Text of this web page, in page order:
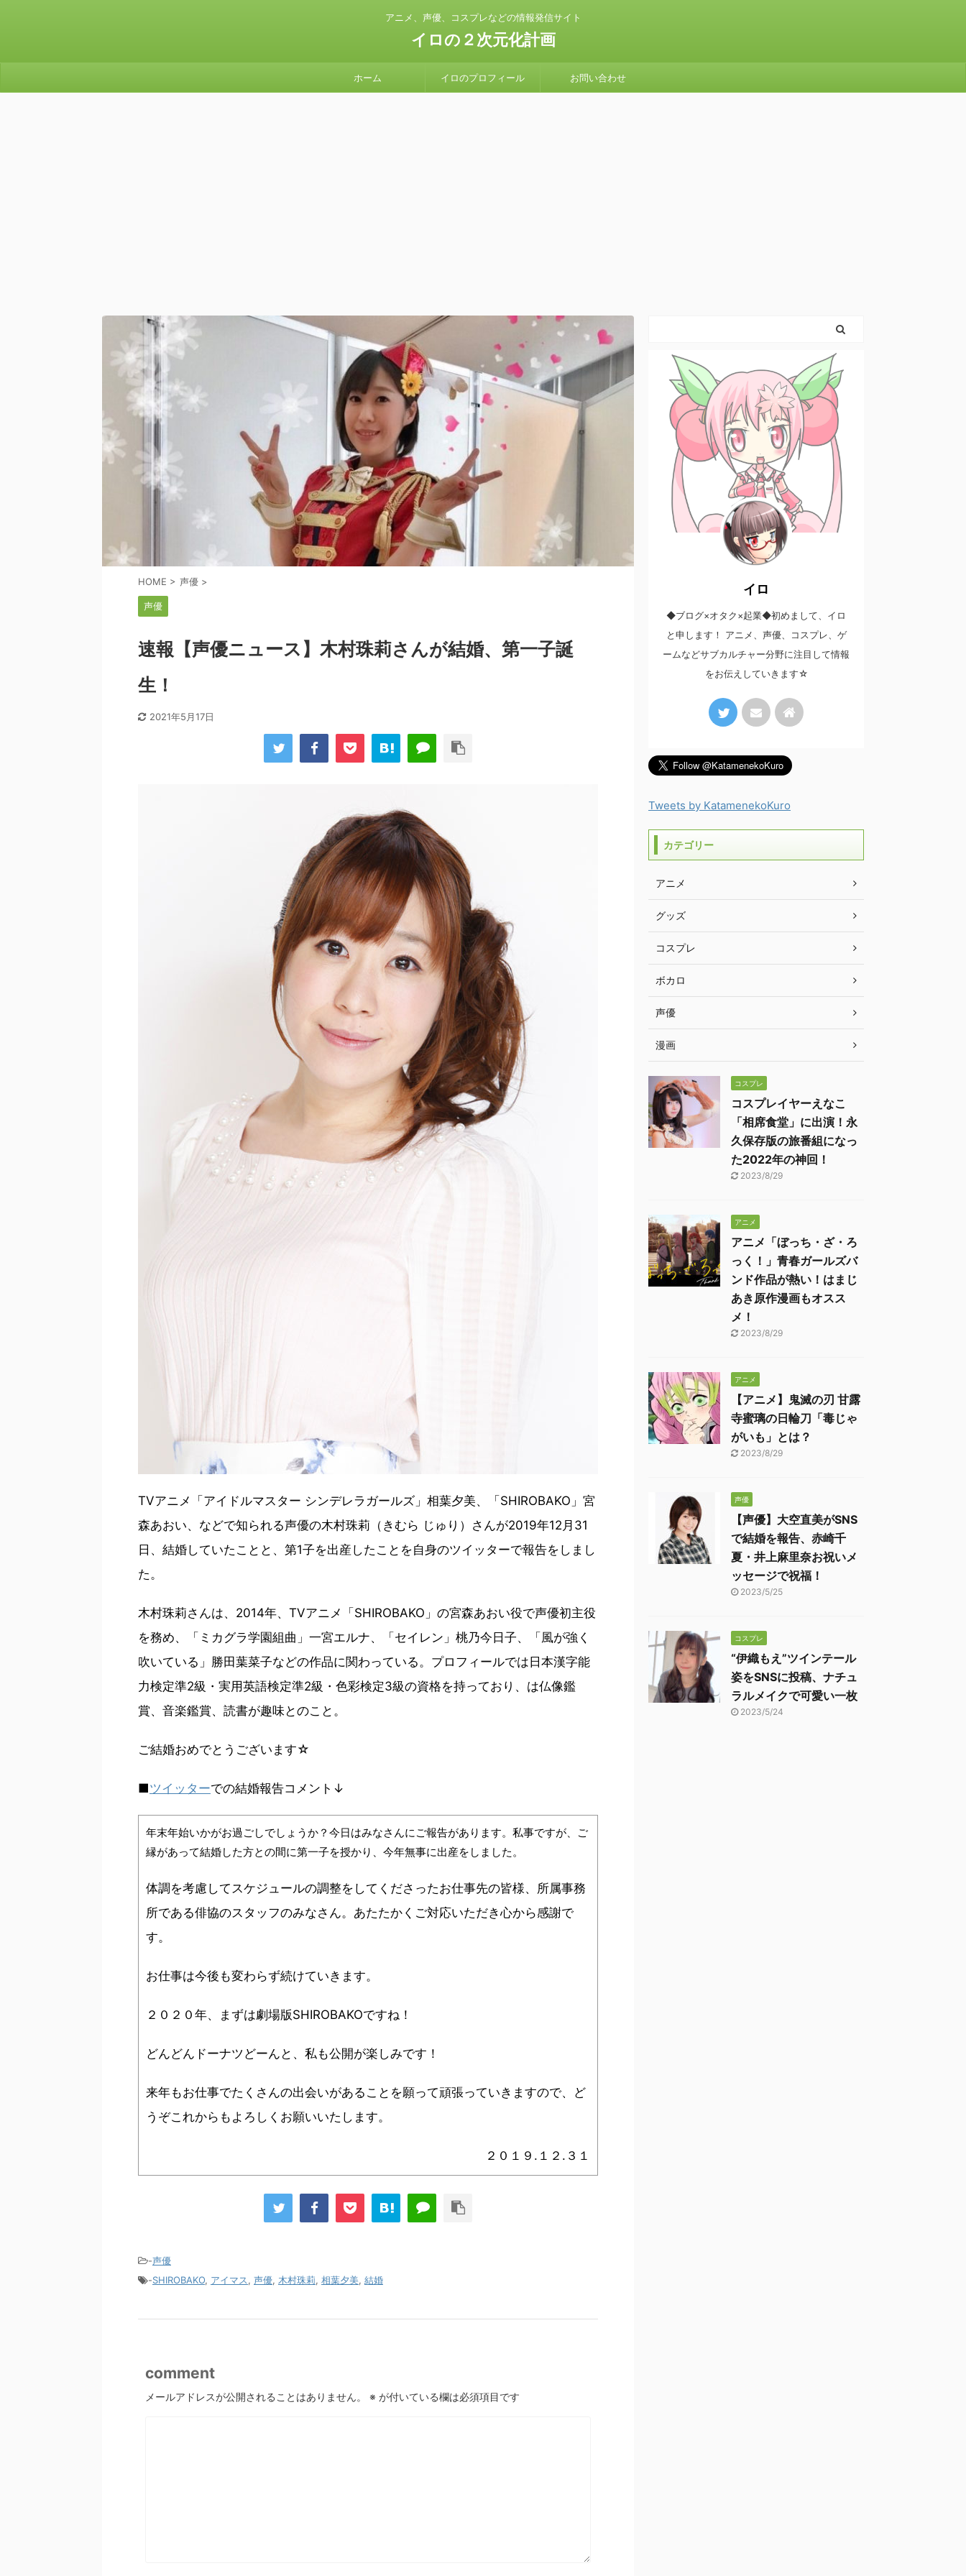
アニメ、声優、コスプレなどの情報発信サイト
イロの２次元化計画
ホーム イロのプロフィール お問い合わせ
HOME > 声優 >
声優
速報【声優ニュース】木村珠莉さんが結婚、第一子誕
生！
2021年5月17日
TVアニメ「アイドルマスター シンデレラガールズ」相葉夕美、「SHIROBAKO」宮
森あおい、などで知られる声優の木村珠莉（きむら じゅり）さんが2019年12月31
日、結婚していたことと、第1子を出産したことを自身のツイッターで報告をしまし
た。
木村珠莉さんは、2014年、TVアニメ「SHIROBAKO」の宮森あおい役で声優初主役
を務め、「ミカグラ学園組曲」一宮エルナ、「セイレン」桃乃今日子、「風が強く
吹いている」勝田葉菜子などの作品に関わっている。プロフィールでは日本漢字能
力検定準2級・実用英語検定準2級・色彩検定3級の資格を持っており、は仏像鑑
賞、音楽鑑賞、読書が趣味とのこと。
ご結婚おめでとうございます☆
■ツイッターでの結婚報告コメント↓
年末年始いかがお過ごしでしょうか？今日はみなさんにご報告があります。私事ですが、ご
縁があって結婚した方との間に第一子を授かり、今年無事に出産をしました。
体調を考慮してスケジュールの調整をしてくださったお仕事先の皆様、所属事務
所である俳協のスタッフのみなさん。あたたかくご対応いただき心から感謝で
す。
お仕事は今後も変わらず続けていきます。
２０２０年、まずは劇場版SHIROBAKOですね！
どんどんドーナツどーんと、私も公開が楽しみです！
来年もお仕事でたくさんの出会いがあることを願って頑張っていきますので、ど
うぞこれからもよろしくお願いいたします。
２０１９.１２.３１
-声優
-SHIROBAKO, アイマス, 声優, 木村珠莉, 相葉夕美, 結婚
comment
メールアドレスが公開されることはありません。 ※ が付いている欄は必須項目です
イロ
◆ブログ×オタク×起業◆初めまして、イロ
と申します！ アニメ、声優、コスプレ、ゲ
ームなどサブカルチャー分野に注目して情報
をお伝えしていきます☆
Tweets by KatamenekoKuro
カテゴリー
アニメ
グッズ
コスプレ
ボカロ
声優
漫画
コスプレ
コスプレイヤーえなこ
「相席食堂」に出演！永
久保存版の旅番組になっ
た2022年の神回！
2023/8/29
アニメ
アニメ「ぼっち・ざ・ろ
っく！」青春ガールズバ
ンド作品が熱い！はまじ
あき原作漫画もオスス
メ！
2023/8/29
アニメ
【アニメ】鬼滅の刃 甘露
寺蜜璃の日輪刀「毒じゃ
がいも」とは？
2023/8/29
声優
【声優】大空直美がSNS
で結婚を報告、赤崎千
夏・井上麻里奈お祝いメ
ッセージで祝福！
2023/5/25
コスプレ
“伊織もえ”ツインテール
姿をSNSに投稿、ナチュ
ラルメイクで可愛い一枚
2023/5/24